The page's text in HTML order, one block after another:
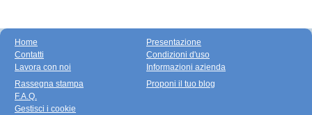
Home
Contatti
Lavora con noi
Presentazione
Condizioni d'uso
Informazioni azienda
Rassegna stampa
F.A.Q.
Gestisci i cookie
Proponi il tuo blog